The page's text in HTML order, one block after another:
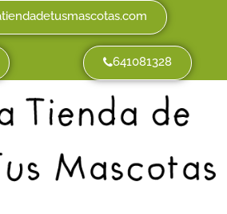
641081328